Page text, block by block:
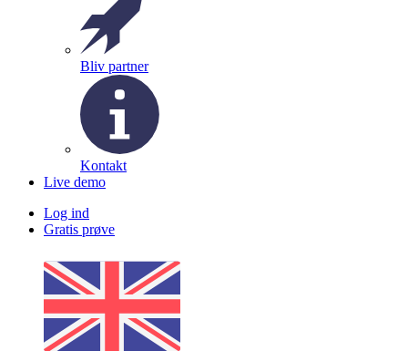
Bliv partner
Kontakt
Live demo
Log ind
Gratis prøve